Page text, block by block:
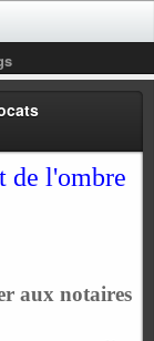
de l'ombre
aux notaires